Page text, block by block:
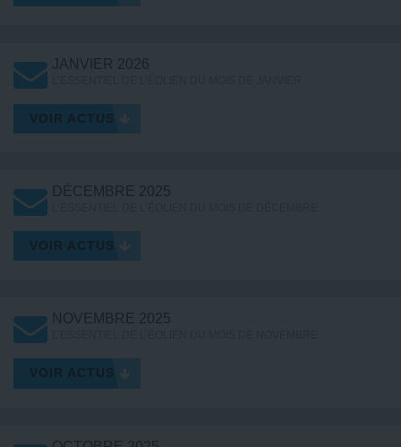
JANVIER 2026
VOIR ACTUS
DÉCEMBRE 2025
VOIR ACTUS
NOVEMBRE 2025
VOIR ACTUS